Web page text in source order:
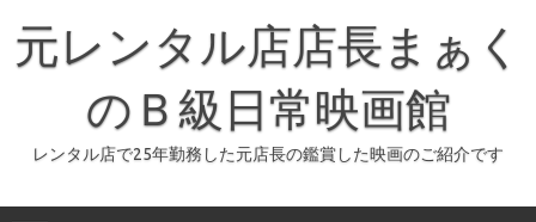
元レンタル店店長まぁく
のＢ級日常映画館
レンタル店で25年勤務した元店長の鑑賞した映画のご紹介です